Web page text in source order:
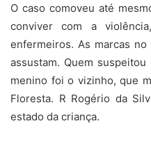
O caso comoveu até
conviver com a
enfermeiros. As marcas
assustam. Quem
menino foi o vizinho, que
Floresta. R Rogério da
estado da criança.